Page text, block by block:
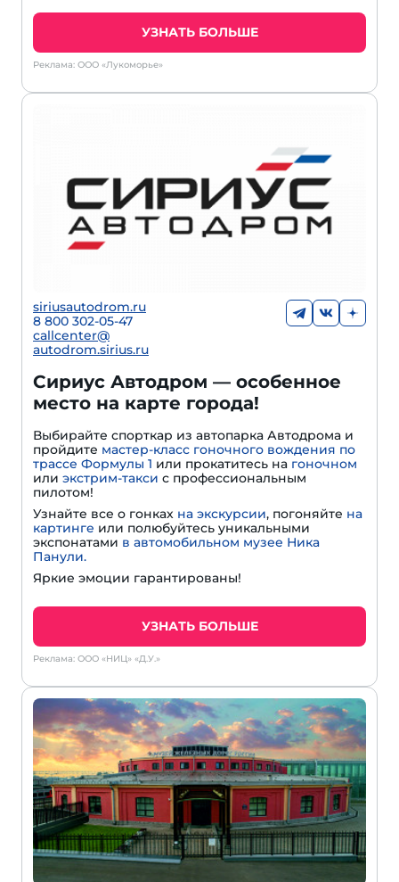
УЗНАТЬ БОЛЬШЕ
Реклама: ООО «Лукоморье»
siriusautodrom.ru
8 800 302-05-47
callcenter@
autodrom.sirius.ru
Сириус Автодром — особенное
место на карте города!
Выбирайте спорткар из автопарка Автодрома и
пройдите мастер-класс гоночного вождения по
трассе Формулы 1 или прокатитесь на гоночном
или экстрим-такси с профессиональным
пилотом!
Узнайте все о гонках на экскурсии, погоняйте на
картинге или полюбуйтесь уникальными
экспонатами в автомобильном музее Ника
Панули.
Яркие эмоции гарантированы!
УЗНАТЬ БОЛЬШЕ
Реклама: ООО «НИЦ» «Д.У.»